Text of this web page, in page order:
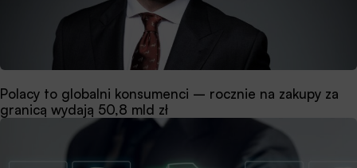
Polacy to globalni konsumenci – rocznie na zakupy za
granicą wydają 50,8 mld zł